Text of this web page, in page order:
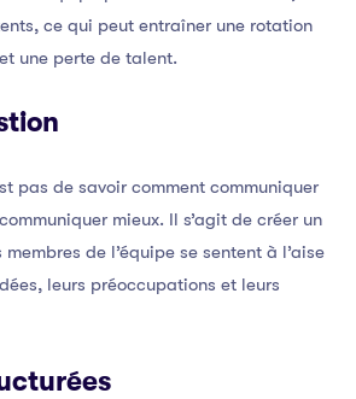
ce qui peut entraîner une rotation
une perte de talent.
pas de savoir comment communiquer
mieux. Il s’agit de créer un
de l’équipe se sentent à l’aise
leurs préoccupations et leurs